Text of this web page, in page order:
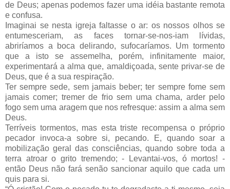
de Deus; apenas podemos fazer uma idéia bastante remota
e confusa.
Imaginai se nesta igreja faltasse o ar: os nossos olhos se
entumesceriam, as faces tornar-se-nos-iam lívidas,
abriríamos a boca delirando, sufocaríamos. Um tormento
que a isto se assemelha, porém, infinitamente maior,
experimentará a alma que, amaldiçoada, sente privar-se de
Deus, que é a sua respiração.
Ter sempre sede, sem jamais beber; ter sempre fome sem
jamais comer; tremer de frio sem uma chama, arder pelo
fogo sem uma aragem que nos refresque: assim a alma sem
Deus.
Terríveis tormentos, mas esta triste recompensa o próprio
pecador invoca-a sobre si, pecando. E, quando soar a
mobilização geral das consciências, quando sobre toda a
terra atroar o grito tremendo; - Levantai-vos, ó mortos! -
então Deus não fará senão sancionar aquilo que cada um
quis para si.